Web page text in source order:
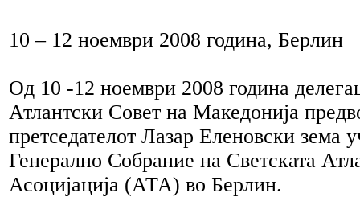
10 – 12 ноември 2008 година, Берлин
Од 10 -12 ноември 2008 година
Атлантски Совет на Македонија
претседателот Лазар Еленовски зема
Генерално Собрание на Светската
Асоцијација (АТА) во Берлин.